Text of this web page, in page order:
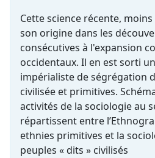
Cette science récente,
son origine dans les
consécutives à l'expansion
occidentaux. Il en est sorti
impérialiste de ségrégation
civilisée et primitives.
activités de la sociologie au
répartissent entre
ethnies primitives et la
peuples « dits » civilisés